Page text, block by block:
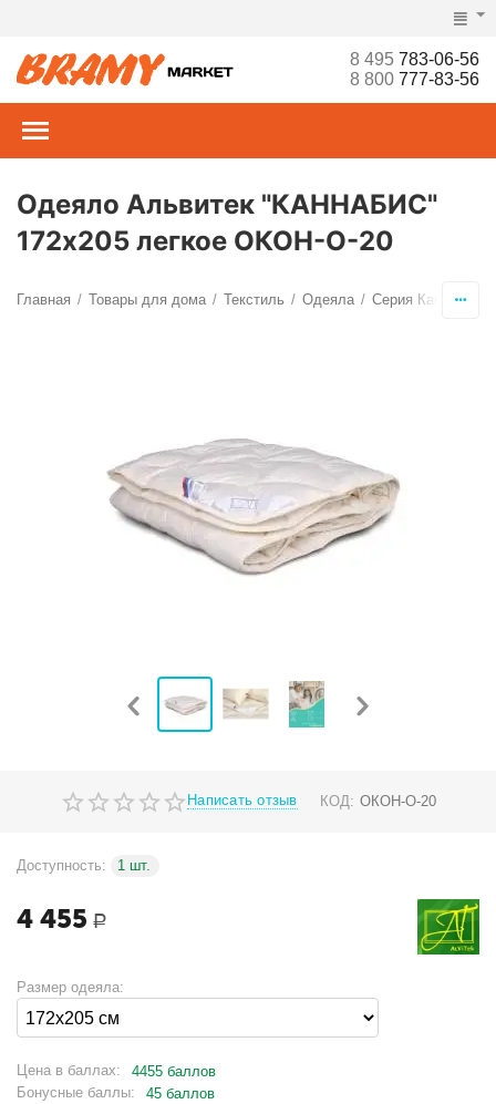
8 495783-06-56
8 800777-83-56
Одеяло Альвитек "КАННАБИС"
172х205 легкое ОКОН-О-20
Главная / Товары для дома / Текстиль / Одеяла / Серия Каннабис
Написать отзыв КОД: ОКОН-О-20
Доступность: 1 шт.
4 455 Р
Размер одеяла:
Цена в баллах:
4455 баллов
Бонусные баллы:
45 баллов